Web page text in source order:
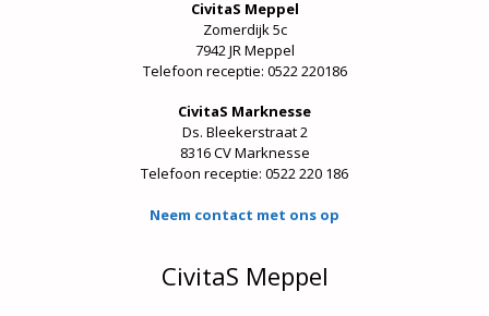
CivitaS Meppel
Zomerdijk 5c
7942 JR Meppel
Telefoon receptie: 0522 220186
CivitaS Marknesse
Ds. Bleekerstraat 2
8316 CV Marknesse
Telefoon receptie: 0522 220 186
Neem contact met ons op
CivitaS Meppel